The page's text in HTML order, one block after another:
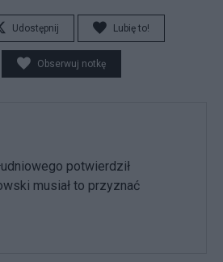
Udostępnij Lubię to!
Obserwuj notkę
potwierdził
musiał to przyznać